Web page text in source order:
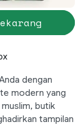
dengan
modern yang
butik
tampilan